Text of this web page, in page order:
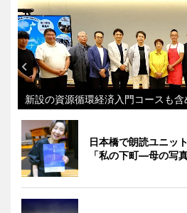
新設の資源循環経済入門コースも
日本橋で朗読ユニッ
「私の下町―母の写